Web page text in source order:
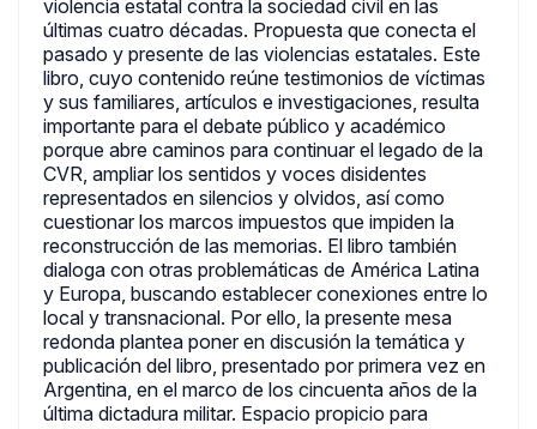
violencia estatal contra la sociedad civil en las
últimas cuatro décadas. Propuesta que conecta el
pasado y presente de las violencias estatales. Este
libro, cuyo contenido reúne testimonios de víctimas
y sus familiares, artículos e investigaciones, resulta
importante para el debate público y académico
porque abre caminos para continuar el legado de la
CVR, ampliar los sentidos y voces disidentes
representados en silencios y olvidos, así como
cuestionar los marcos impuestos que impiden la
reconstrucción de las memorias. El libro también
dialoga con otras problemáticas de América Latina
y Europa, buscando establecer conexiones entre lo
local y transnacional. Por ello, la presente mesa
redonda plantea poner en discusión la temática y
publicación del libro, presentado por primera vez en
Argentina, en el marco de los cincuenta años de la
última dictadura militar. Espacio propicio para